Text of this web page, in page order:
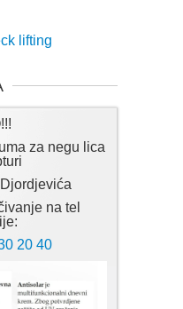
lifting
za negu lica
na tel
20 40